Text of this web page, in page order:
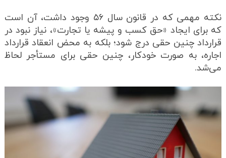
نکته مهمی که در قانون سال ۵۶ وجود داشت، آن است
که برای ایجاد «حق کسب و پیشه یا تجارت»، نیاز نبود در
قرارداد چنین حقی درج شود؛ بلکه به محض انعقاد قرارداد
اجاره، به صورت خودکار، چنین حقی برای مستأجر لحاظ
می‌شد.